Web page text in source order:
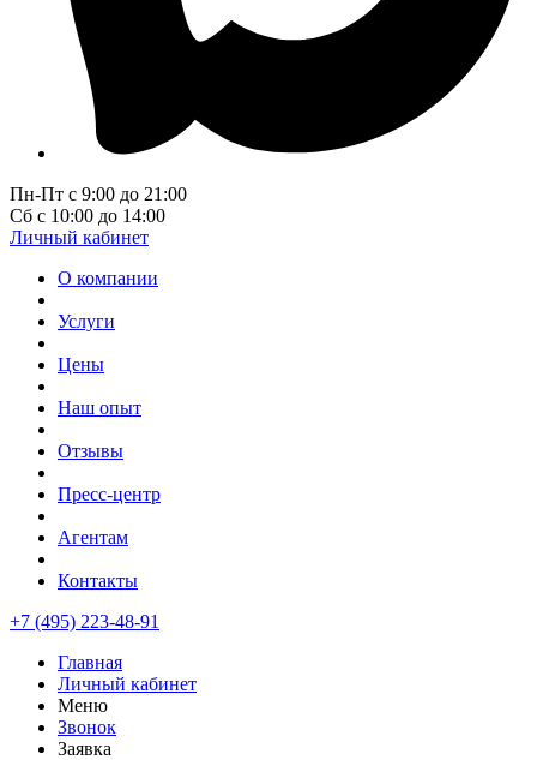
Пн-Пт с 9:00 до 21:00
Сб с 10:00 до 14:00
Личный кабинет
О компании
Услуги
Цены
Наш опыт
Отзывы
Пресс-центр
Агентам
Контакты
+7 (495) 223-48-91
Главная
Личный кабинет
Меню
Звонок
Заявка